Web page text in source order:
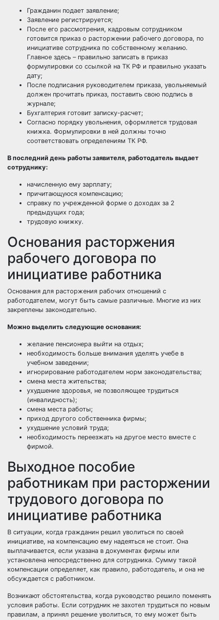
Гражданин подает заявление;
Заявление регистрируется;
После его рассмотрения, кадровым сотрудником
готовится приказ о расторжении рабочего договора, по
инициативе сотрудника по собственному желанию.
Главное здесь – правильно записать в приказ
формулировки со ссылкой на ТК РФ и правильно указать
дату;
После подписания руководителем приказа, увольняемый
должен прочитать приказ, поставить свою подпись в
журнале;
Бухгалтерия готовит записку-расчет;
Согласно порядку увольнения, оформляется трудовая
книжка. Формулировки в ней должны точно
соответствовать определениям ТК РФ.
В последний день работы заявителя, работодатель выдает
сотруднику:
начисленную ему зарплату;
причитающуюся компенсацию;
справку по учрежденной форме о доходах за 2
предыдущих года;
трудовую книжку.
Основания расторжения
рабочего договора по
инициативе работника
Основания для расторжения рабочих отношений с
работодателем, могут быть самые различные. Многие из них
закреплены законодательно.
Можно выделить следующие основания:
желание пенсионера выйти на отдых;
необходимость больше внимания уделять учебе в
учебном заведении;
игнорирование работодателем норм законодательства;
смена места жительства;
ухудшение здоровья, не позволяющее трудиться
(инвалидность);
смена места работы;
приход другого собственника фирмы;
ухудшение условий труда;
необходимость переезжать на другое место вместе с
фирмой.
Выходное пособие
работникам при расторжении
трудового договора по
инициативе работника
В ситуации, когда гражданин решил уволиться по своей
инициативе, на компенсацию ему надеяться не стоит. Она
выплачивается, если указана в документах фирмы или
установлена непосредственно для сотрудника. Сумму такой
компенсации определяет, как правило, работодатель, и она не
обсуждается с работником.
Возникают обстоятельства, когда руководство решило поменять
условия работы. Если сотрудник не захотел трудиться по новым
правилам, а принял решение уволиться, то ему может быть